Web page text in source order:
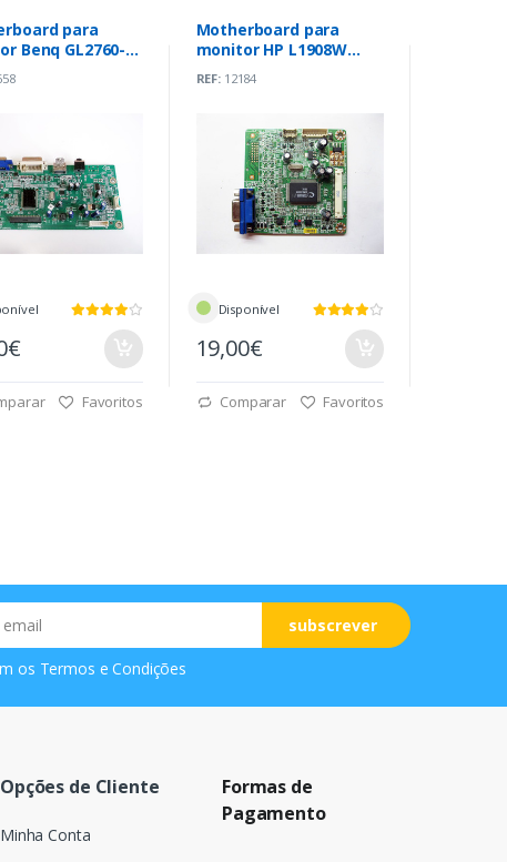
para
Benq GL2760-T
Favoritos
Motherboard para
monitor HP L1908W
REF:12184
Disponível
19,00€
Comparar Favoritos
subscrever
os Termos e Condições
Opções de Cliente
Minha Conta
Formas de
Pagamento